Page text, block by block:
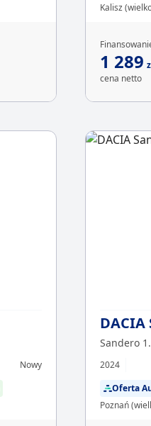
Kalisz
1 289
cena netto
Nowy
DACIA
Sandero
2024
Oferta
Poznań